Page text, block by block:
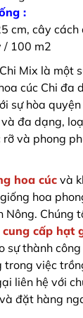
:
cm, cây cách
/ 100 m2
Mix là một
cúc Chi đa
sự hòa
đa dạng,
và phong
hoa cúc và
hoa
Nông. Chúng
cung cấp hạt
sự thành
trong việc
liên hệ với
đặt hàng
tư vấn MIỄN
thông tin